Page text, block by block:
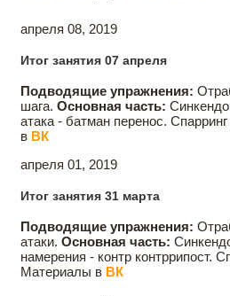
апреля 08, 2019
Итог занятия 07 апреля
Подводящие упражнения:
шага. Основная часть:
атака - батман перенос.
в ВК
апреля 01, 2019
Итог занятия 31 марта
Подводящие упражнения:
атаки. Основная часть:
намерения - контр контррипост.
Материалы в ВК